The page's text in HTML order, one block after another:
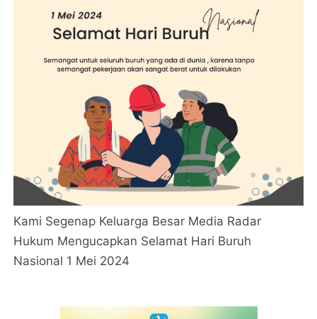
Kami Segenap Keluarga Besar Media Radar
Hukum Mengucapkan Selamat Hari Buruh
Nasional 1 Mei 2024